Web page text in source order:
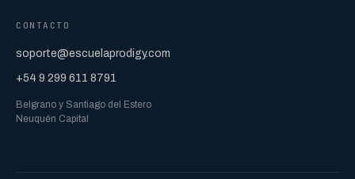
CONTACTO
soporte@escuelaprodigy.com
+54 9 299 611 8791
Belgrano y Santiago del Estero
Neuquén Capital